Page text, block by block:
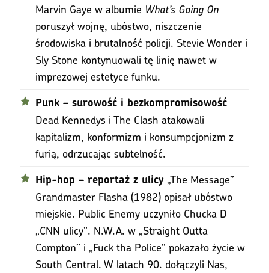
Marvin Gaye w albumie What’s Going On
poruszył wojnę, ubóstwo, niszczenie
środowiska i brutalność policji. Stevie Wonder i
Sly Stone kontynuowali tę linię nawet w
imprezowej estetyce funku.
Punk – surowość i bezkompromisowość
Dead Kennedys i The Clash atakowali
kapitalizm, konformizm i konsumpcjonizm z
furią, odrzucając subtelność.
Hip-hop – reportaż z ulicy „The Message”
Grandmaster Flasha (1982) opisał ubóstwo
miejskie. Public Enemy uczyniło Chucka D
„CNN ulicy”. N.W.A. w „Straight Outta
Compton” i „Fuck tha Police” pokazało życie w
South Central. W latach 90. dołączyli Nas,